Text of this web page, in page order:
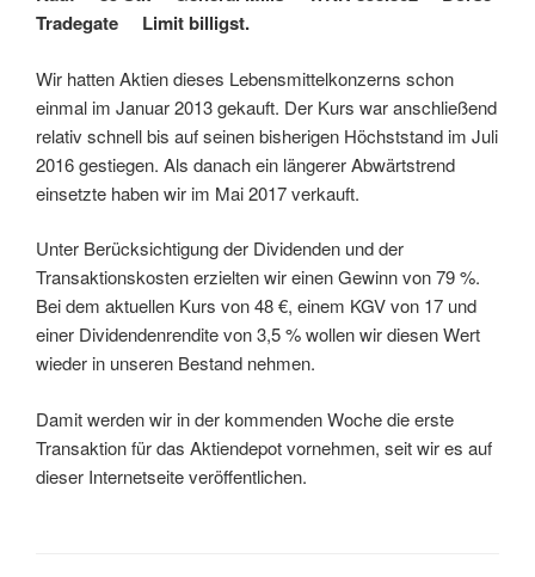
Tradegate Limit billigst.
Wir hatten Aktien dieses Lebensmittelkonzerns schon
einmal im Januar 2013 gekauft. Der Kurs war anschließend
relativ schnell bis auf seinen bisherigen Höchststand im Juli
2016 gestiegen. Als danach ein längerer Abwärtstrend
einsetzte haben wir im Mai 2017 verkauft.
Unter Berücksichtigung der Dividenden und der
Transaktionskosten erzielten wir einen Gewinn von 79 %.
Bei dem aktuellen Kurs von 48 €, einem KGV von 17 und
einer Dividendenrendite von 3,5 % wollen wir diesen Wert
wieder in unseren Bestand nehmen.
Damit werden wir in der kommenden Woche die erste
Transaktion für das Aktiendepot vornehmen, seit wir es auf
dieser Internetseite veröffentlichen.